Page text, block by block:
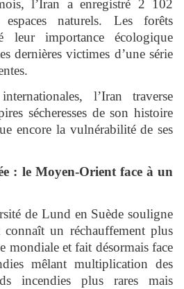
l’Iran a enregistré 2 102
naturels. Les forêts
leur importance écologique
dernières victimes d’une série
l’Iran traverse
sécheresses de son histoire
encore la vulnérabilité de ses
: le Moyen-Orient face à un
de Lund en Suède souligne
un réchauffement plus
mondiale et fait désormais face
mêlant multiplication des
incendies plus rares mais